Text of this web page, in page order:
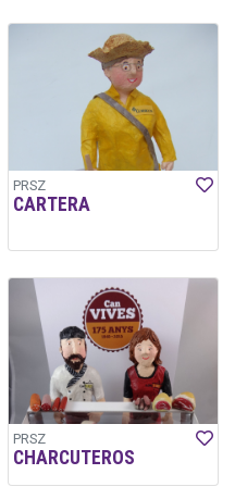
PRSZ
CARTERA
PRSZ
CHARCUTEROS